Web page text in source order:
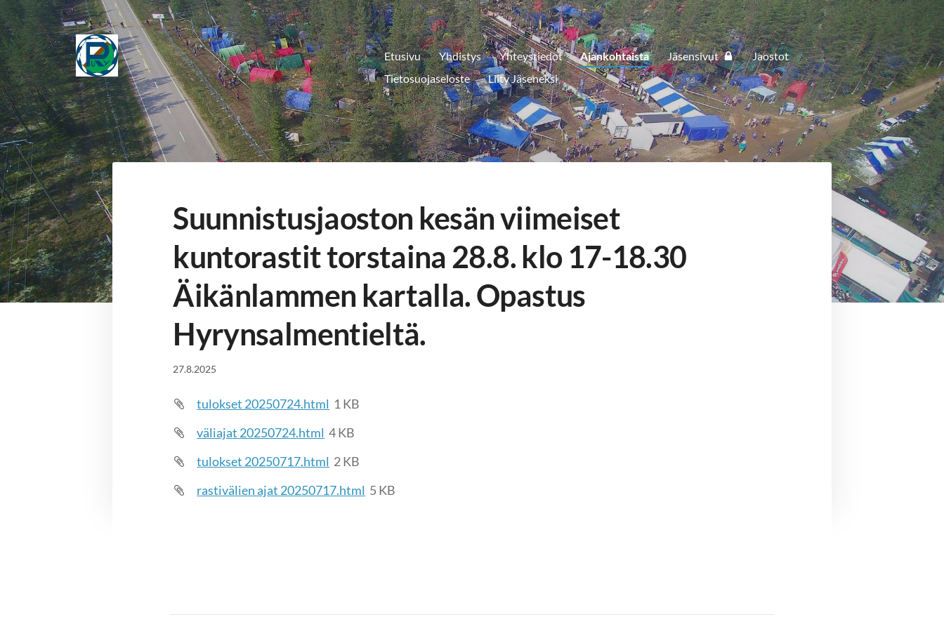
Siirry
sivun
sisältöön
Puolangan Ryhti Etusivu Yhdistys Yhteystiedot Ajankohtaista Jäsensivut
Jaostot
Tietosuojaseloste
Liity Jäseneksi
Suunnistusjaoston kesän viimeiset
kuntorastit torstaina 28.8. klo 17-18.30
Äikänlammen kartalla. Opastus
Hyrynsalmentieltä.
27.8.2025
tulokset 20250724.html 1 KB
väliajat 20250724.html 4 KB
tulokset 20250717.html 2 KB
rastivälien ajat 20250717.html 5 KB